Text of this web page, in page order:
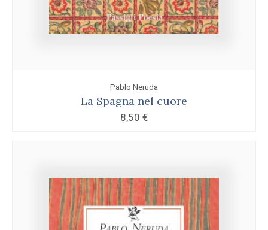
Pablo Neruda
La Spagna nel cuore
8,50 €